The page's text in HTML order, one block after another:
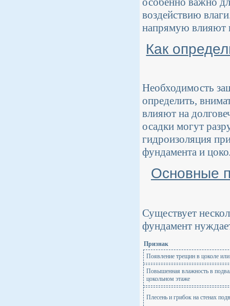
воздействию
напрямую влияют
Как
Необходимость
определить,
влияют на
осадки могут
гидроизоляция
фундамента и
Основные
Существует
фундамент
Признак
Появление трещин в цоколе
Повышенная влажность в
цокольном этаже
Плесень и грибок на стенах